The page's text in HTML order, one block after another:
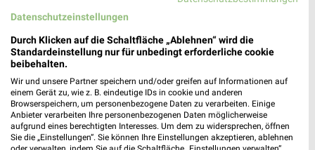
PROSPEKT BLÄTTERN
Datenschutzeinstellungen
Durch Klicken auf die Schaltfläche „Ablehnen“ wird die
Standardeinstellung nur für unbedingt erforderliche cookie
beibehalten.
Wir und unsere Partner speichern und/oder greifen auf Informationen auf
einem Gerät zu, wie z. B. eindeutige IDs in cookie und anderen
Browserspeichern, um personenbezogene Daten zu verarbeiten. Einige
Anbieter verarbeiten Ihre personenbezogenen Daten möglicherweise
aufgrund eines berechtigten Interesses. Um dem zu widersprechen, öffnen
Sie die „Einstellungen“. Sie können Ihre Einstellungen akzeptieren, ablehnen